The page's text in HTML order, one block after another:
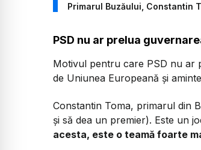
Primarul Buzăului, Constantin
PSD nu ar prelua
Motivul pentru care PSD nu ar
de Uniunea Europeană și
Constantin Toma, primarul din
și să dea un premier). Este un
acesta, este o teamă foarte